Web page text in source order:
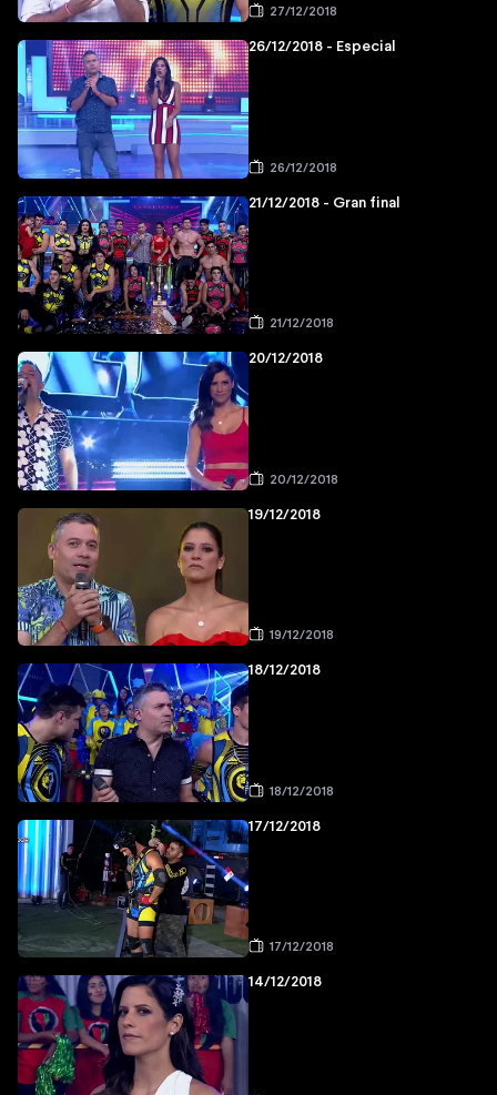
27/12/2018
26/12/2018 - Especial
26/12/2018
21/12/2018 - Gran final
21/12/2018
20/12/2018
20/12/2018
19/12/2018
19/12/2018
18/12/2018
18/12/2018
17/12/2018
17/12/2018
14/12/2018